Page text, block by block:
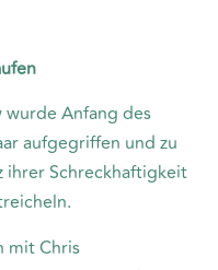
wurde Anfang des
aufgegriffen und zu
ihrer Schreckhaftigkeit
mit Chris